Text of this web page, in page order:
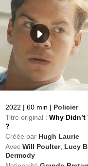
2022 | 60 min | Policier
Titre original : Why
?
Créée par Hugh Laurie
Avec Will Poulter, Lucy
Dermody